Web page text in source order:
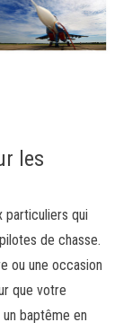
les
particuliers qui
de chasse.
ou une occasion
que votre
baptême en